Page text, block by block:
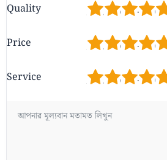
Quality 5
4
3
2
Price 5
4
3
2
Service 5
4
3
2